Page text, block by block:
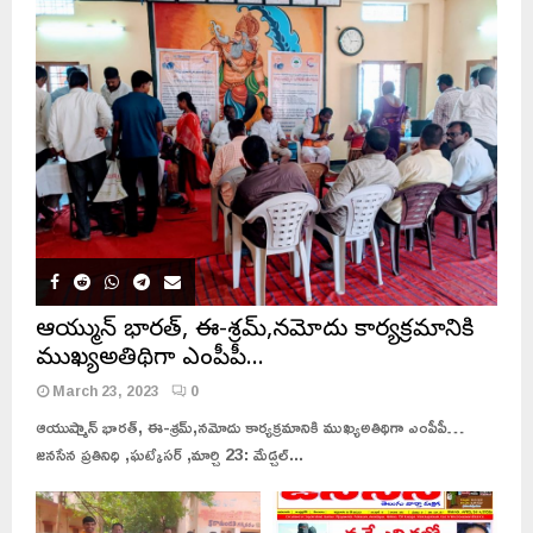
ఆయుష్మాన్ భారత్, ఈ-శ్రమ్,నమోదు కార్యక్రమానికి
ముఖ్యఅతిథిగా ఎంపీపీ…
March 23, 2023 0
ఆయుష్మాన్ భారత్, ఈ-శ్రమ్,నమోదు కార్యక్రమానికి ముఖ్యఅతిథిగా ఎంపీపీ…
జనసేన ప్రతినిధి ,ఘట్కేసర్ ,మార్చి 23: మేడ్చల్...